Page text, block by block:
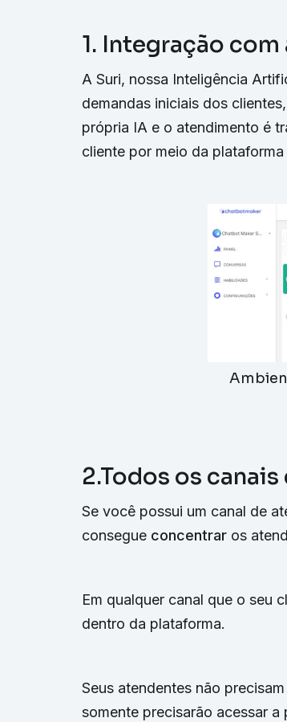
1. Integração
A Suri, nossa Inteligência
demandas iniciais dos
própria IA e o atendimento é
cliente por meio da
2.Todos os
Se você possui um canal de
consegue concentrar os
Em qualquer canal que o seu
dentro da plataforma.
Seus atendentes não
somente precisarão acessar a